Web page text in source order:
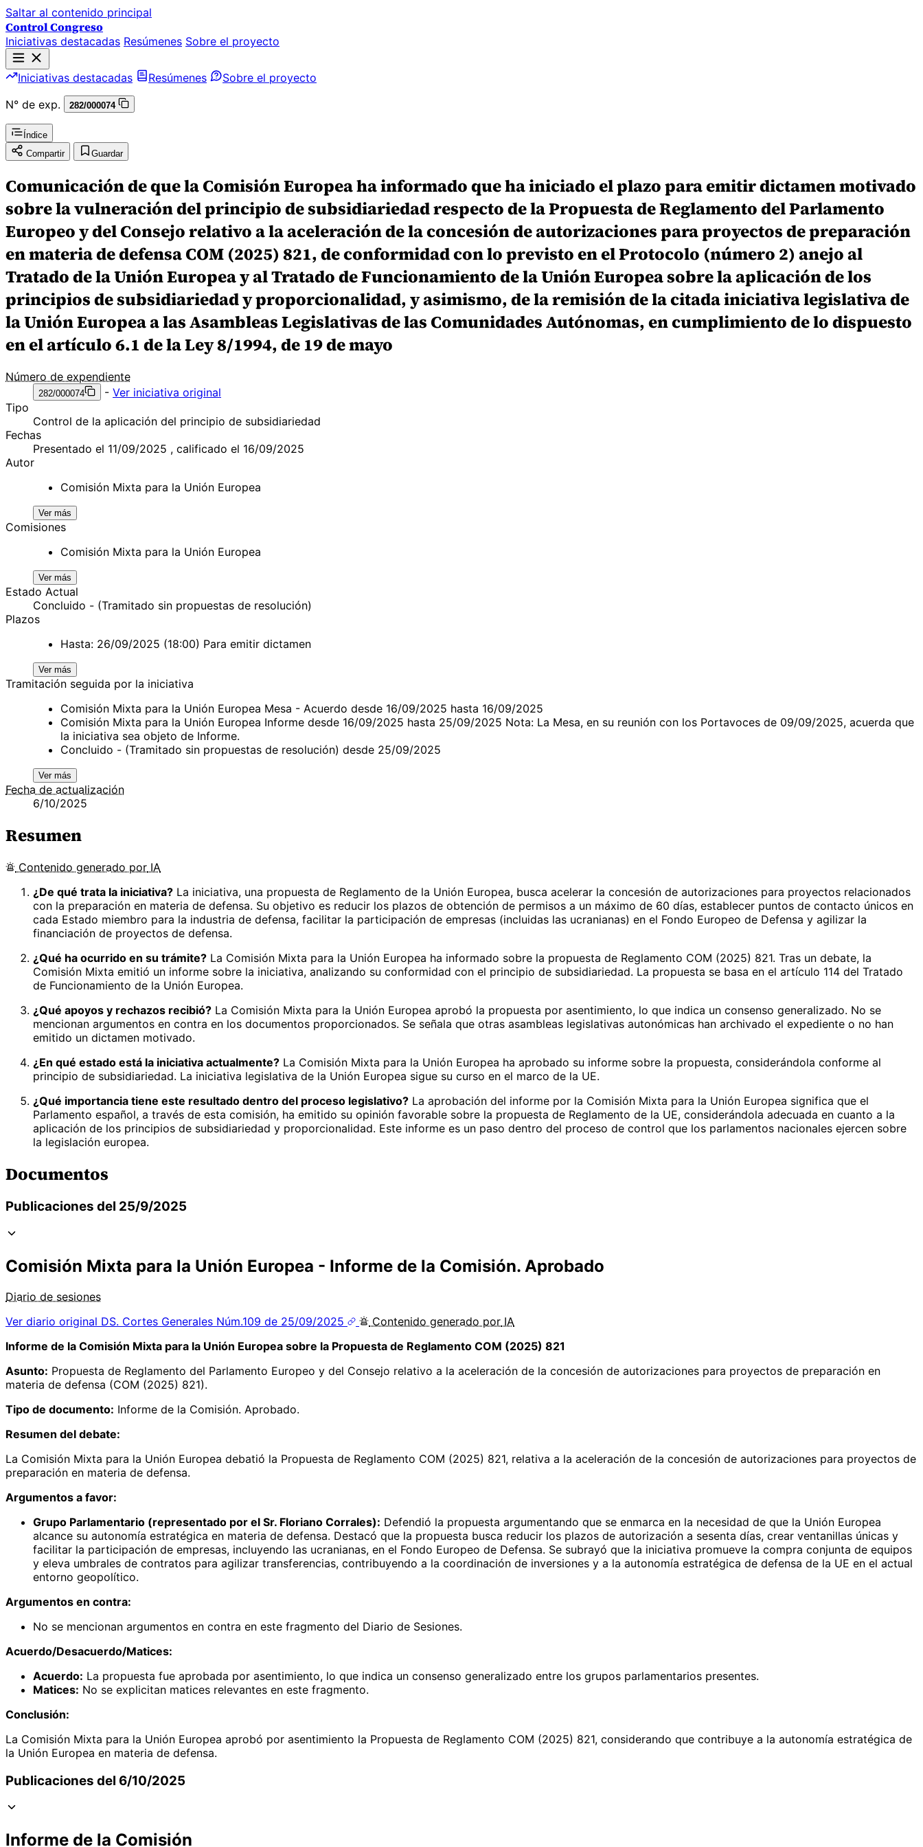
Saltar al contenido principal
Control Congreso
Iniciativas destacadas Resúmenes Sobre el proyecto
Iniciativas destacadas Resúmenes
Sobre el proyecto
N° de exp.
282/000074
Índice
Compartir
Guardar
Comunicación de que la Comisión Europea ha informado que ha iniciado el plazo para emitir dictamen motivado
sobre la vulneración del principio de subsidiariedad respecto de la Propuesta de Reglamento del Parlamento
Europeo y del Consejo relativo a la aceleración de la concesión de autorizaciones para proyectos de preparación
en materia de defensa COM (2025) 821, de conformidad con lo previsto en el Protocolo (número 2) anejo al
Tratado de la Unión Europea y al Tratado de Funcionamiento de la Unión Europea sobre la aplicación de los
principios de subsidiariedad y proporcionalidad, y asimismo, de la remisión de la citada iniciativa legislativa de
la Unión Europea a las Asambleas Legislativas de las Comunidades Autónomas, en cumplimiento de lo dispuesto
en el artículo 6.1 de la Ley 8/1994, de 19 de mayo
Número de expendiente
282/000074 - Ver iniciativa original
Tipo
Control de la aplicación del principio de subsidiariedad
Fechas
Presentado el 11/09/2025 , calificado el 16/09/2025
Autor
Comisión Mixta para la Unión Europea
Ver más
Comisiones
Comisión Mixta para la Unión Europea
Ver más
Estado Actual
Concluido - (Tramitado sin propuestas de resolución)
Plazos
Hasta: 26/09/2025 (18:00) Para emitir dictamen
Ver más
Tramitación seguida por la iniciativa
Comisión Mixta para la Unión Europea Mesa - Acuerdo desde 16/09/2025 hasta 16/09/2025
Comisión Mixta para la Unión Europea Informe desde 16/09/2025 hasta 25/09/2025 Nota: La Mesa, en su reunión con los Portavoces de 09/09/2025, acuerda que
la iniciativa sea objeto de Informe.
Concluido - (Tramitado sin propuestas de resolución) desde 25/09/2025
Ver más
Fecha de actualización
6/10/2025
Resumen
Contenido generado por IA
¿De qué trata la iniciativa? La iniciativa, una propuesta de Reglamento de la Unión Europea, busca acelerar la concesión de autorizaciones para proyectos relacionados
con la preparación en materia de defensa. Su objetivo es reducir los plazos de obtención de permisos a un máximo de 60 días, establecer puntos de contacto únicos en
cada Estado miembro para la industria de defensa, facilitar la participación de empresas (incluidas las ucranianas) en el Fondo Europeo de Defensa y agilizar la
financiación de proyectos de defensa.
¿Qué ha ocurrido en su trámite? La Comisión Mixta para la Unión Europea ha informado sobre la propuesta de Reglamento COM (2025) 821. Tras un debate, la
Comisión Mixta emitió un informe sobre la iniciativa, analizando su conformidad con el principio de subsidiariedad. La propuesta se basa en el artículo 114 del Tratado
de Funcionamiento de la Unión Europea.
¿Qué apoyos y rechazos recibió? La Comisión Mixta para la Unión Europea aprobó la propuesta por asentimiento, lo que indica un consenso generalizado. No se
mencionan argumentos en contra en los documentos proporcionados. Se señala que otras asambleas legislativas autonómicas han archivado el expediente o no han
emitido un dictamen motivado.
¿En qué estado está la iniciativa actualmente? La Comisión Mixta para la Unión Europea ha aprobado su informe sobre la propuesta, considerándola conforme al
principio de subsidiariedad. La iniciativa legislativa de la Unión Europea sigue su curso en el marco de la UE.
¿Qué importancia tiene este resultado dentro del proceso legislativo? La aprobación del informe por la Comisión Mixta para la Unión Europea significa que el
Parlamento español, a través de esta comisión, ha emitido su opinión favorable sobre la propuesta de Reglamento de la UE, considerándola adecuada en cuanto a la
aplicación de los principios de subsidiariedad y proporcionalidad. Este informe es un paso dentro del proceso de control que los parlamentos nacionales ejercen sobre
la legislación europea.
Documentos
Publicaciones del 25/9/2025
Comisión Mixta para la Unión Europea - Informe de la Comisión. Aprobado
Diario de sesiones
Ver diario original DS. Cortes Generales Núm.109 de 25/09/2025 Contenido generado por IA
Informe de la Comisión Mixta para la Unión Europea sobre la Propuesta de Reglamento COM (2025) 821
Asunto: Propuesta de Reglamento del Parlamento Europeo y del Consejo relativo a la aceleración de la concesión de autorizaciones para proyectos de preparación en
materia de defensa (COM (2025) 821).
Tipo de documento: Informe de la Comisión. Aprobado.
Resumen del debate:
La Comisión Mixta para la Unión Europea debatió la Propuesta de Reglamento COM (2025) 821, relativa a la aceleración de la concesión de autorizaciones para proyectos de
preparación en materia de defensa.
Argumentos a favor:
Grupo Parlamentario (representado por el Sr. Floriano Corrales): Defendió la propuesta argumentando que se enmarca en la necesidad de que la Unión Europea
alcance su autonomía estratégica en materia de defensa. Destacó que la propuesta busca reducir los plazos de autorización a sesenta días, crear ventanillas únicas y
facilitar la participación de empresas, incluyendo las ucranianas, en el Fondo Europeo de Defensa. Se subrayó que la iniciativa promueve la compra conjunta de equipos
y eleva umbrales de contratos para agilizar transferencias, contribuyendo a la coordinación de inversiones y a la autonomía estratégica de defensa de la UE en el actual
entorno geopolítico.
Argumentos en contra:
No se mencionan argumentos en contra en este fragmento del Diario de Sesiones.
Acuerdo/Desacuerdo/Matices:
Acuerdo: La propuesta fue aprobada por asentimiento, lo que indica un consenso generalizado entre los grupos parlamentarios presentes.
Matices: No se explicitan matices relevantes en este fragmento.
Conclusión:
La Comisión Mixta para la Unión Europea aprobó por asentimiento la Propuesta de Reglamento COM (2025) 821, considerando que contribuye a la autonomía estratégica de
la Unión Europea en materia de defensa.
Publicaciones del 6/10/2025
Informe de la Comisión